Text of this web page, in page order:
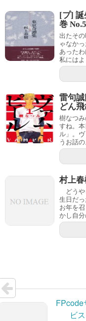
[プ] 誕
巻 No.5
出たそ
ゃなか
あった
私には
雷句
どん
樹なつ
すね。
ル」。
うお話
村上
どうや
生日だ
お年を
かし自
FPcode
ビス